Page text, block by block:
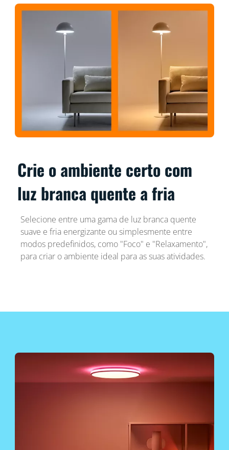
Crie o ambiente certo com
luz branca quente a fria
Selecione entre uma gama de luz branca quente
suave e fria energizante ou simplesmente entre
modos predefinidos, como "Foco" e "Relaxamento",
para criar o ambiente ideal para as suas atividades.